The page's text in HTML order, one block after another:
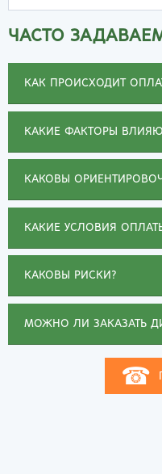
Иванна
помешавшие
образовании. Зато
ЧАСТО
КАК ПРОИСХОДИТ
КАКИЕ ФАКТОРЫ
КАКОВЫ
КАКИЕ УСЛОВИЯ
КАКОВЫ РИСКИ?
МОЖНО ЛИ ЗАКАЗАТЬ
☎